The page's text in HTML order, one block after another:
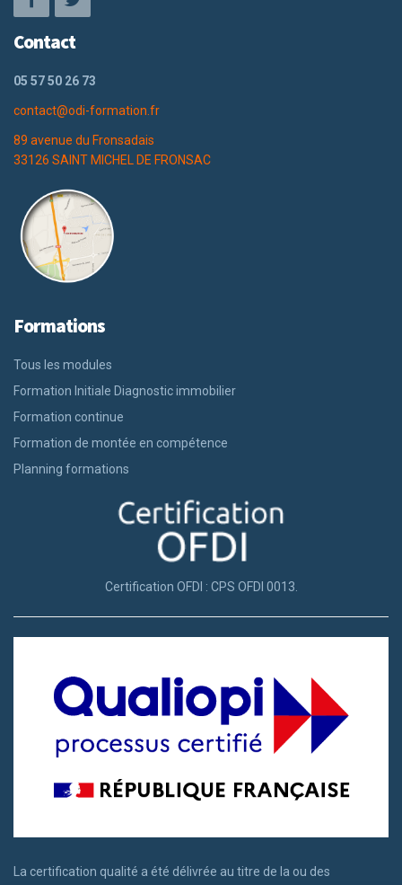
Contact
05 57 50 26 73
contact@odi-formation.fr
89 avenue du Fronsadais
33126 SAINT MICHEL DE FRONSAC
Formations
Tous les modules
Formation Initiale Diagnostic immobilier
Formation continue
Formation de montée en compétence
Planning formations
Certification OFDI : CPS OFDI 0013.
La certification qualité a été délivrée au titre de la ou des